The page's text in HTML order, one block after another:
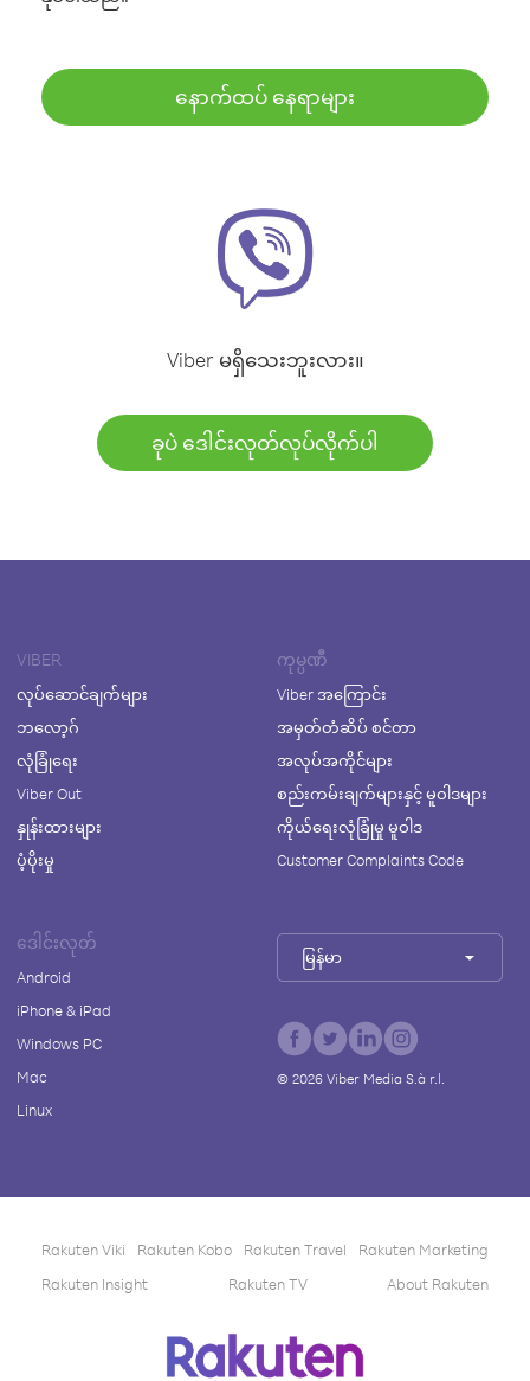
နောက်ထပ် နေရာများ
Viber မရှိသေးဘူးလား။
ခုပဲ ဒေါင်းလုတ်လုပ်လိုက်ပါ
VIBER
လုပ်ဆောင်ချက်များ
ဘလော့ဂ်
လုံခြုံရေး
Viber Out
နှုန်းထားများ
ပံ့ပိုးမှု
ကုမ္ပဏီ
Viber အကြောင်း
အမှတ်တံဆိပ် စင်တာ
အလုပ်အကိုင်များ
စည်းကမ်းချက်များနှင့် မူဝါဒများ
ကိုယ်ရေးလုံခြုံမှု မူဝါဒ
Customer Complaints Code
ဒေါင်းလုတ်
Android
iPhone & iPad
Windows PC
Mac
Linux
မြန်မာ
© 2026Viber Media S.à r.l.
Rakuten Viki Rakuten Kobo Rakuten Travel
Rakuten Marketing
Rakuten Insight
Rakuten TV About Rakuten